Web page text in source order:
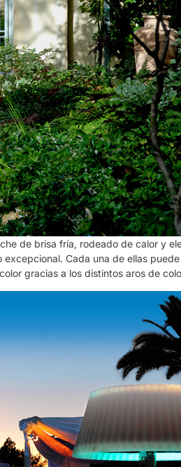
de brisa fría, rodeado de calor y
excepcional. Cada una de ellas
gracias a los distintos aros de